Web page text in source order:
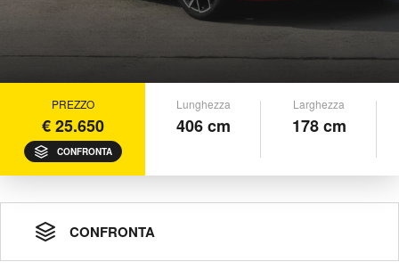
PREZZO
€ 25.650
CONFRONTA
Lunghezza
406 cm
Larghezza
178 cm
CONFRONTA